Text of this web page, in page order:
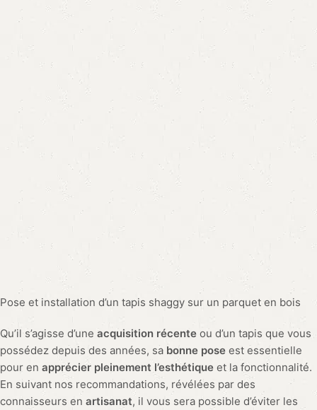
rend chaque espace unique. Pour un salon, privilégiez un tapis
dont les dimensions et le design s’accordent avec la
l’enjamber sans difficulté tout en retenant efficacement
poussière et humidité
.Pour une chambre, l’
élégance et le
confort
demeurent prioritaires. Des tapis aux mèches longues
donneront l’illusion d’un espace plus grand.
Entretien post-pose pour conserver l’aspect
du tapis
Immédiatement après la pose, pour en
conserver l’apparence
, un soin adapté s’impose. Un nettoyage régulier
des produits appropriés à sa composition, contribuera à
préserver latexture et les couleursde votre tapis. Pour les
tapis d’extérieur, assurez-vous qu’ils soient conçus pour
résister aux conditions météorologiques et qu’ils soient
facilement nettoyables.Certains résidents d’un immeuble
contemporain ont témoigné de l’impact d’un simple tapis vert
en laine dans leur hall d’entrée. Non seulement ce choix a
introduit une touche de nature et de fraîcheur, mais il a aussi